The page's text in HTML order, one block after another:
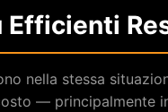
Efficienti
nella stessa
— principalmente